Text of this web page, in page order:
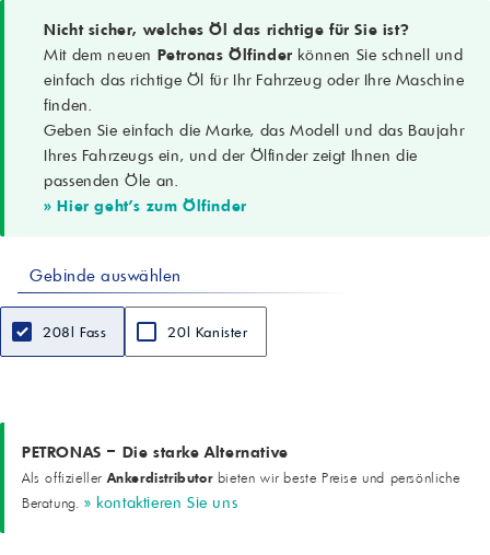
Geschlossene Industriegetriebe (Stirn-, Schräg-, Kegelrad-,
Planetengetriebe); Tauch- oder Einspritzschmierung; außerhalb von
Getrieben: Wellenkupplungen, hochbelastete Gleitlager (niedrige
Betriebstemperatur
Ölmitteltemperatur bis 110 °C
Leistungslevel/Spezifikationen
DIN 51517-3; ISO 12925-1 CKC/CKD; AGMA 9005-E02; U.S. Steel
224; Fives Cincinnati Machine Gear; GM LS 2 EP Gear Oil; Flender
Gear drives – Revision 16 T 7300 Table A-a
Dichte (15 °C)
Viskosität (40 °C)
Viskosität (100 °C)
14,7 cSt
Viskositätsindex
240 °C
Pourpoint
Gesamtsäurezahl (TAN)
0,44 mgKOH/g
Wasserabscheidevermögen (40/37/3)
Nicht sicher, welches Öl das richtige für Sie ist?
Mit dem neuen Petronas Ölfinder können Sie schnell und
einfach das richtige Öl für Ihr Fahrzeug oder Ihre Maschine
finden.
Geben Sie einfach die Marke, das Modell und das Baujahr
Ihres Fahrzeugs ein, und der Ölfinder zeigt Ihnen die
passenden Öle an.
» Hier geht's zum Ölfinder
Gebinde auswählen
208l Fass 20l Kanister
PETRONAS – Die starke Alternative
Als offiziellerAnkerdistributorbieten wir beste Preise und persönliche
Beratung. » kontaktieren Sie uns